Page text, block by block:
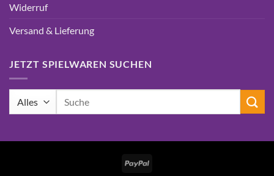
Widerruf
Versand & Lieferung
JETZT SPIELWAREN SUCHEN
PayPal